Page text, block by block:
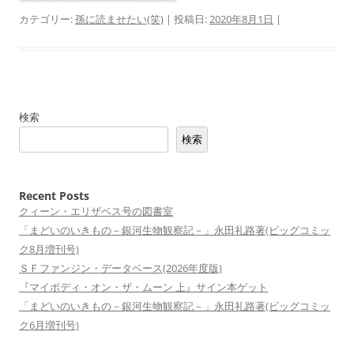
カテゴリー:孫に読ませたい(笑) | 投稿日:2020年8月1日 |
検索
検索
Recent Posts
クィーン・エリザベス号の図書室
「まどいのいきもの－銀河生物観察記－」永田礼路著(ビッグコミッ
ク8月増刊号)
ＳＦファンジン・データベース(2026年度版)
『マイボディ・オン・ザ・ムーン 上』サイン本ゲット
「まどいのいきもの－銀河生物観察記－」永田礼路著(ビッグコミッ
ク6月増刊号)